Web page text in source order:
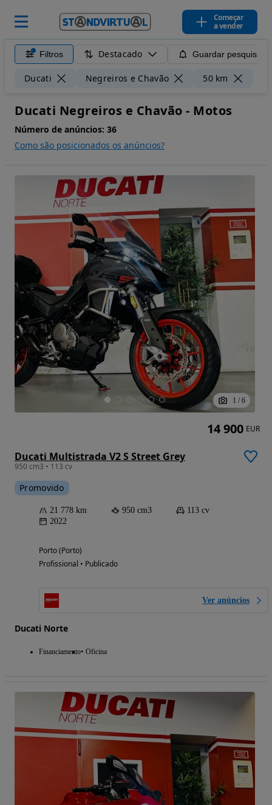
Começar
a vender
Filtros Destacado Guardar pesquisa
Ducati Negreiros e Chavão 50 km
Ducati Negreiros e Chavão - Motos
Número de anúncios: 36
Como são posicionados os anúncios?
1 / 6
Ducati Multistrada V2 S Street Grey
950 cm3 • 113 cv
Promovido
21 778 km 950 cm3
113 cv
2022
Porto (Porto)
Profissional • Publicado
Ver anúncios
Ducati Norte
Financiamento Oficina
14 900 EUR